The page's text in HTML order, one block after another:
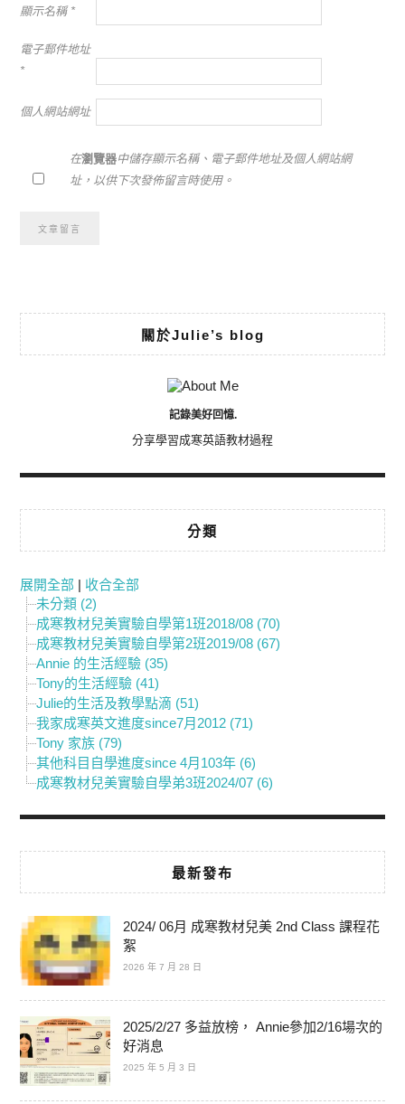
顯示名稱 *
電子郵件地址
*
個人網站網址
在瀏覽器中儲存顯示名稱、電子郵件地址及個人網站網
址，以供下次發佈留言時使用。
關於Julie’s blog
記錄美好回憶.
分享學習成寒英語教材過程
分類
展開全部 | 收合全部
未分類 (2)
成寒教材兒美實驗自學第1班2018/08 (70)
成寒教材兒美實驗自學第2班2019/08 (67)
Annie 的生活經驗 (35)
Tony的生活經驗 (41)
Julie的生活及教學點滴 (51)
我家成寒英文進度since7月2012 (71)
Tony 家族 (79)
其他科目自學進度since 4月103年 (6)
成寒教材兒美實驗自學弟3班2024/07 (6)
最新發布
2024/ 06月 成寒教材兒美 2nd Class 課程花
絮
2026 年 7 月 28 日
2025/2/27 多益放榜， Annie參加2/16場次的
好消息
2025 年 5 月 3 日